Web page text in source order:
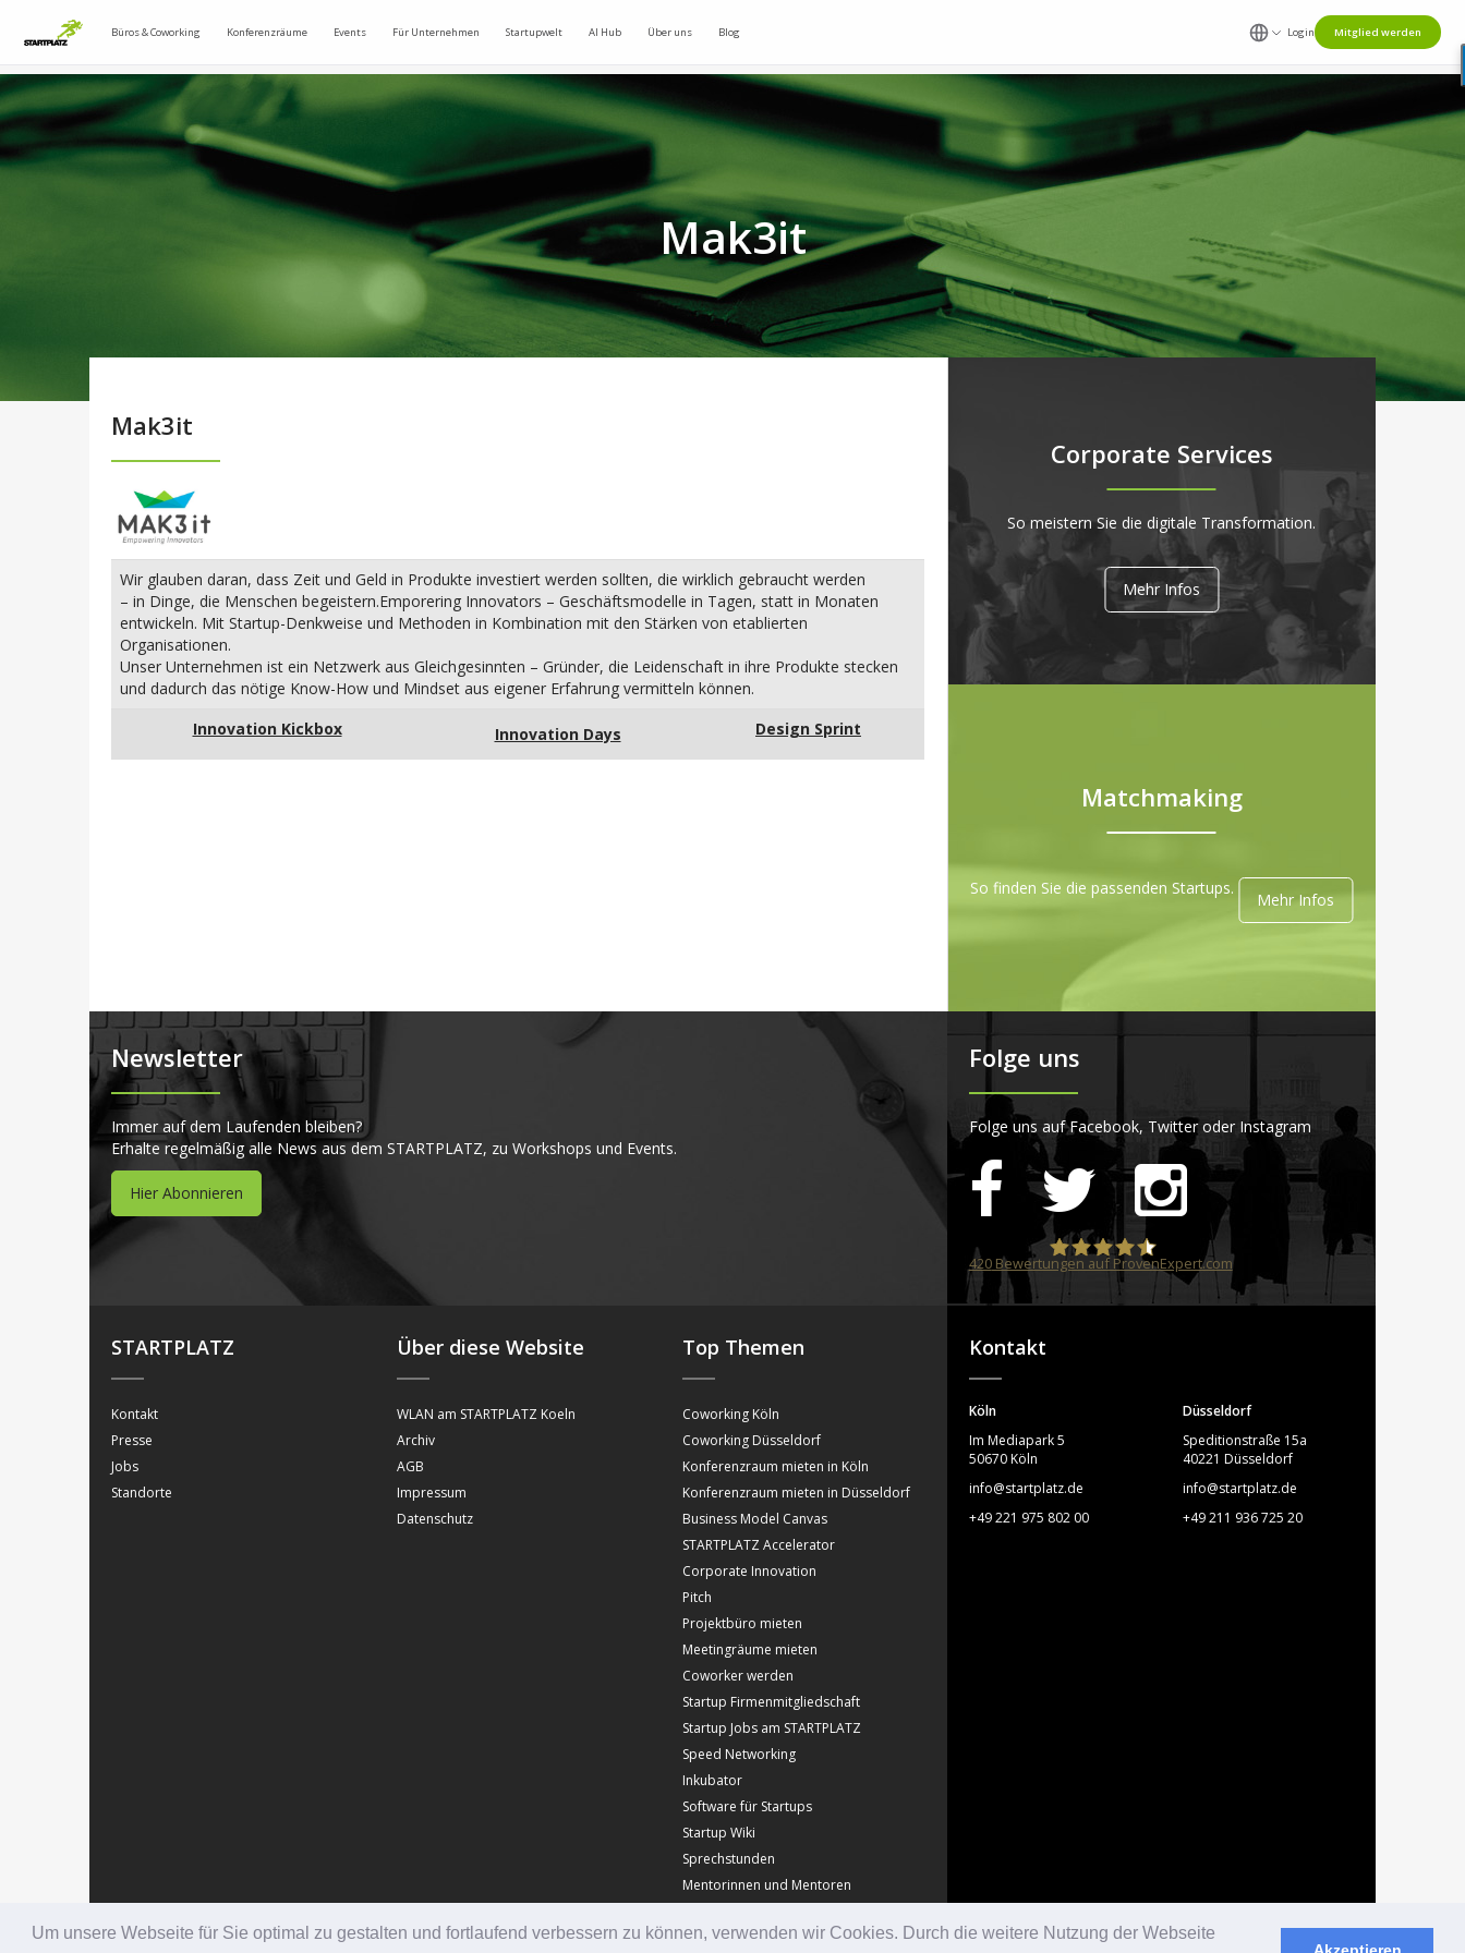
Um unsere Webseite für Sie optimal zu gestalten und fortlaufend verbessern zu können, verwenden wir Cookies. Durch die weitere Nutzung der Webseite
Büros & Coworking Konferenzräume Events Für Unternehmen Startupwelt AI Hub Über uns Blog Login Mitglied werden
Mak3it
Mak3it
Wir glauben daran, dass Zeit und Geld in Produkte investiert werden sollten, die wirklich gebraucht werden
– in Dinge, die Menschen begeistern.Emporering Innovators – Geschäftsmodelle in Tagen, statt in Monaten
entwickeln. Mit Startup-Denkweise und Methoden in Kombination mit den Stärken von etablierten
Organisationen.
Unser Unternehmen ist ein Netzwerk aus Gleichgesinnten – Gründer, die Leidenschaft in ihre Produkte stecken
und dadurch das nötige Know-How und Mindset aus eigener Erfahrung vermitteln können.
Innovation Kickbox
Innovation Days Design Sprint
Corporate Services
So meistern Sie die digitale Transformation.
Mehr Infos
Matchmaking
So finden Sie die passenden Startups.
Mehr Infos
Newsletter
Immer auf dem Laufenden bleiben?
Erhalte regelmäßig alle News aus dem STARTPLATZ, zu Workshops und Events.
Hier Abonnieren
Folge uns
Folge uns auf Facebook, Twitter oder Instagram
STARTPLATZ
420Bewertungen auf ProvenExpert.com
STARTPLATZ
Kontakt
Presse
Jobs
Standorte
Über diese Website
WLAN am STARTPLATZ Koeln
Archiv
AGB
Impressum
Datenschutz
Top Themen
Coworking Köln
Coworking Düsseldorf
Konferenzraum mieten in Köln
Konferenzraum mieten in Düsseldorf
Business Model Canvas
STARTPLATZ Accelerator
Corporate Innovation
Pitch
Projektbüro mieten
Meetingräume mieten
Coworker werden
Startup Firmenmitgliedschaft
Startup Jobs am STARTPLATZ
Speed Networking
Inkubator
Software für Startups
Startup Wiki
Sprechstunden
Mentorinnen und Mentoren
Kontakt
Köln
Im Mediapark 5
50670 Köln
info@startplatz.de
+49 221 975 802 00
Düsseldorf
Speditionstraße 15a
40221 Düsseldorf
info@startplatz.de
+49 211 936 725 20